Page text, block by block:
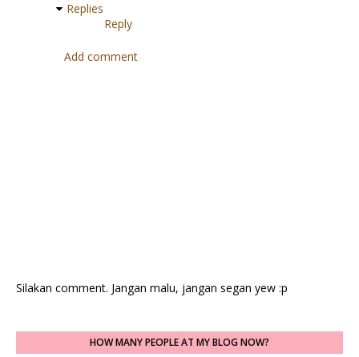
Replies
Reply
Add comment
Silakan comment. Jangan malu, jangan segan yew :p
HOW MANY PEOPLE AT MY BLOG NOW?